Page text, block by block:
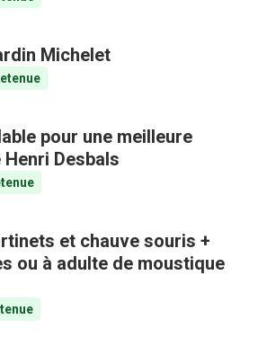
Michelet
pour une meilleure
Desbals
et chauve souris +
ou à adulte de moustique